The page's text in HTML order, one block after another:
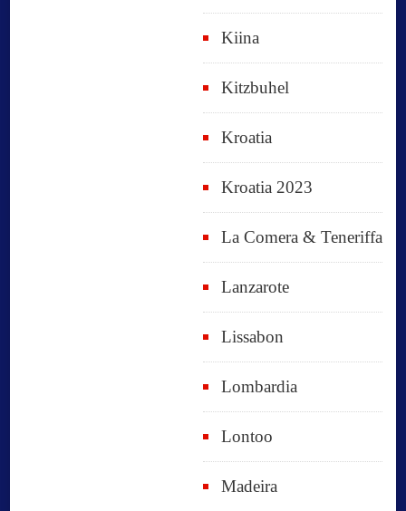
Kiina
Kitzbuhel
Kroatia
Kroatia 2023
La Comera & Teneriffa
Lanzarote
Lissabon
Lombardia
Lontoo
Madeira